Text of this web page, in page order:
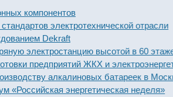
компонентов
электротехнической отрасли
Dekraft
высотой в 60 этажей
предприятий ЖКХ и
алкалиновых батареек в Москве
энергетическая неделя»